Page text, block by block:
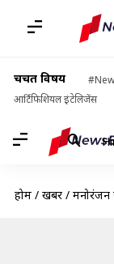
चर्चित विषय
आर्टिफिशियल इंटेलिजेंस
होम / खबरें / मनोरंजन